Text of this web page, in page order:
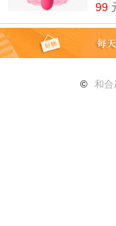
99
© 和合